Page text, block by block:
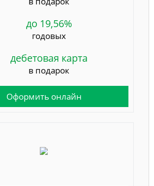
до 19,56%
годовых
дебетовая карта
в подарок
Оформить онлайн